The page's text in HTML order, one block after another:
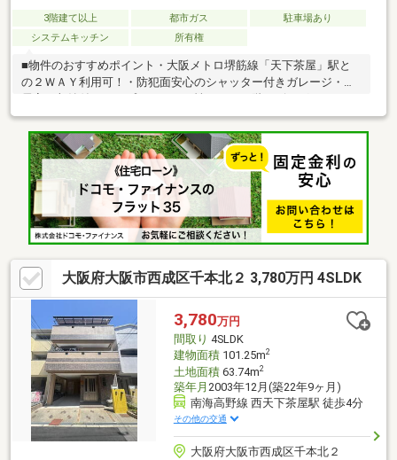
3階建て以上 都市ガス
駐車場あり
システムキッチン
所有権
■物件のおすすめポイント・大阪メトロ堺筋線「天下茶屋」駅と
の２ＷＡＹ利用可！・防犯面安心のシャッター付きガレージ・全
スーパー、コンビニが徒歩約４分圏内の買い物便利な立地！・前
道幅員約４ｍとゆとりある広さ■周辺施設案内・デイリーカナー
トイズミヤ岸里店：約240ｍ（徒歩4分）・ファミリマート天下茶
屋三丁目店：約180ｍ（徒歩3分）・ダイコクドラッグ天下茶屋駅
前店：約300ｍ（徒歩4分）・西成天下茶屋郵便局：約350ｍ（徒
歩5分） 等
大阪府大阪市西成区千本北２ 3,780万円 4SLDK
3,780万円
間取り 4SLDK
建物面積101.25m2
土地面積63.74m2
築年月 2003年12月(築22年9ヶ月)
南海高野線 西天下茶屋駅 徒歩4分
その他の交通
大阪府大阪市西成区千本北２